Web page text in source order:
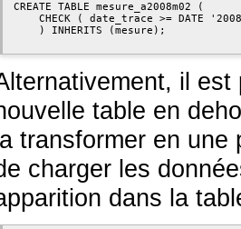
CREATE TABLE mesure_a2008m02 (
CHECK ( date_trace >= DATE
    ) INHERITS (mesure);
il
table en
la transformer en
charger les
dans la